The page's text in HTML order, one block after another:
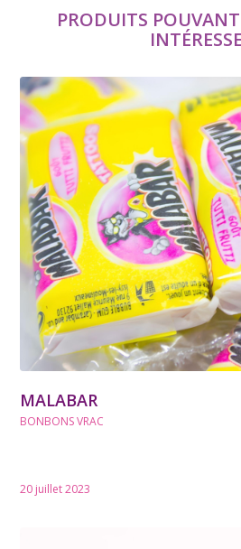
PRODUITS
MALABAR
BONBONS VRAC
20 juillet 2023